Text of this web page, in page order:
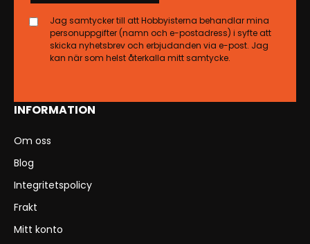
INFORMATION
Om oss
Blog
Integritetspolicy
Frakt
Mitt konto
Jag samtycker till att Hobbyisterna behandlar mina
personuppgifter (namn och e-postadress) i syfte att
skicka nyhetsbrev och erbjudanden via e-post. Jag
kan när som helst återkalla mitt samtycke.